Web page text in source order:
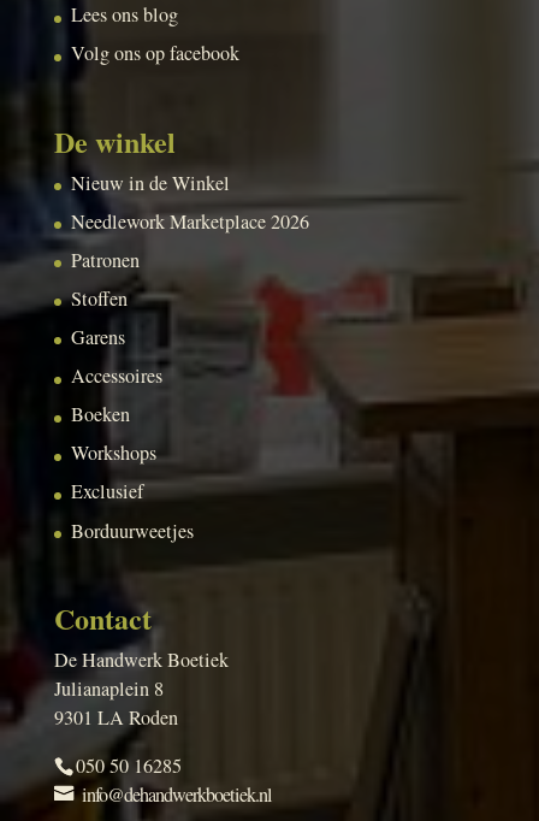
Lees ons blog
Volg ons op facebook
De winkel
Nieuw in de Winkel
Needlework Marketplace 2026
Patronen
Stoffen
Garens
Accessoires
Boeken
Workshops
Exclusief
Borduurweetjes
Contact
De Handwerk Boetiek
Julianaplein 8
9301 LA Roden
050 50 16285
info@dehandwerkboetiek.nl